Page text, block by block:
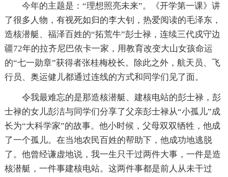
今年的主题是：“理想照亮未来”。《开学第一课》讲
了很多人物，有视死如归的李大钊，热爱阅读的毛泽东，
造核潜艇、福泽百姓的“拓荒牛”彭士禄，连续三代戍守边
疆72年的拉齐尼巴依卡一家，用教育改变大山女孩命运
的“七一勋章”获得者张桂梅校长。除此之外，航天员、飞
行员、奥运健儿都通过连线的方式和同学们见了面。
令我最难忘的是那造核潜艇、建核电站的彭士禄，彭
士禄的女儿彭洁与同学们分享了父亲彭士禄从“小孤儿”成
长为“大科学家”的故事。他小时候，父母双双牺牲，他成
了一个孤儿。在当地农民百姓的帮助下，他成功地逃脱
了。他曾经谦虚地说，我一生只干过两件大事，一件是造
核潜艇，一件事建核电站。这两件事都是前人从未干过